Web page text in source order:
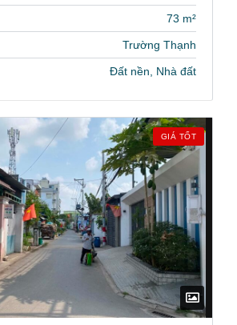
73 m²
Trường Thạnh
Đất nền, Nhà đất
GIÁ TỐT